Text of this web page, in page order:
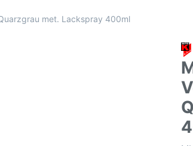
met. Lackspray 400ml